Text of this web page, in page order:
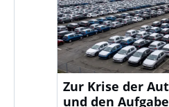
Zur Krise der
und den